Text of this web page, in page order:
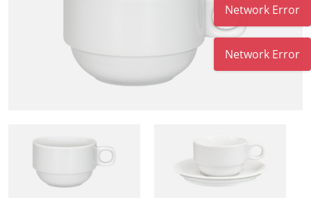
Network Error
Network Error